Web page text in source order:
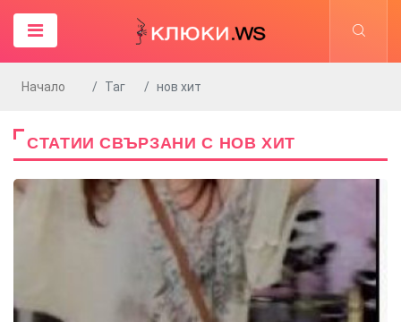
Начало Таг нов хит
СТАТИИ СВЪРЗАНИ С НОВ ХИТ